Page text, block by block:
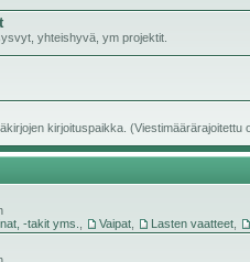
yhteishyvä, ym projektit.
kirjoituspaikka. (Viestimäärärajoitettu
-takit yms. Vaipat Lasten vaatteet